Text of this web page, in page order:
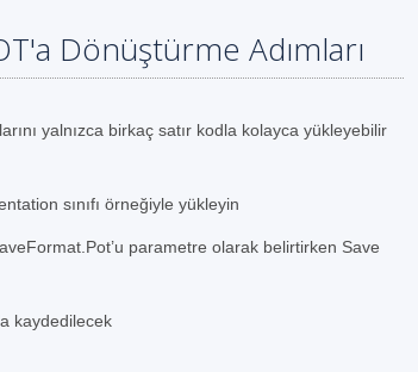
Dönüştürme Adımları
yalnızca birkaç satır kodla kolayca yükleyebilir
sınıfı örneğiyle yükleyin
parametre olarak belirtirken Save
kaydedilecek